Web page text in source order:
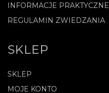
INFORMACJE PRAKTYCZNE
REGULAMIN ZWIEDZANIA
SKLEP
SKLEP
MOJE KONTO